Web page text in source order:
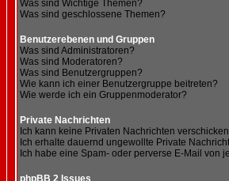
Was sind Wichtige Themen?
Was sind geschlossene Themen?
Benutzerebenen und Gruppen
Was sind Administratoren?
Was sind Moderatoren?
Was sind Benutzergruppen?
Wie kann ich einer Benutzergruppe beitreten?
Wie werde ich ein Gruppenmoderator?
Private Nachrichten
Ich kann keine Privaten Nachrichten
Ich erhalte dauernd ungewollte Private
Ich habe eine Spam- oder perverse E-Mail von
phpBB 2 Issues